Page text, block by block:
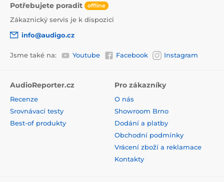
Potřebujete poradit offline
Zákaznický servis je k dispozici
info@audigo.cz
Jsme také na: Youtube Facebook Instagram
AudioReporter.cz
Recenze
Srovnávací testy
Best-of produkty
Pro zákazníky
O nás
Showroom Brno
Dodání a platby
Obchodní podmínky
Vrácení zboží a reklamace
Kontakty